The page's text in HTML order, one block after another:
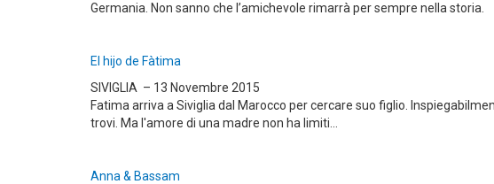
Germania. Non sanno che l’amichevole rimarrà per sempre nella storia.
El hijo de Fàtima
SIVIGLIA – 13 Novembre 2015
Fatima arriva a Siviglia dal Marocco per cercare suo figlio.
trovi. Ma l'amore di una madre non ha limiti...
Anna & Bassam